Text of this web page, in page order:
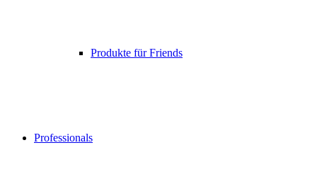
Produkte für Friends
Professionals